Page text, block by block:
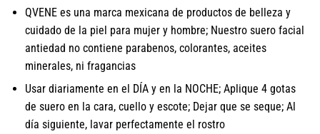
QVENE es una marca mexicana de productos de belleza y
cuidado de la piel para mujer y hombre; Nuestro suero facial
antiedad no contiene parabenos, colorantes, aceites
minerales, ni fragancias
Usar diariamente en el DÍA y en la NOCHE; Aplique 4 gotas
de suero en la cara, cuello y escote; Dejar que se seque; Al
día siguiente, lavar perfectamente el rostro